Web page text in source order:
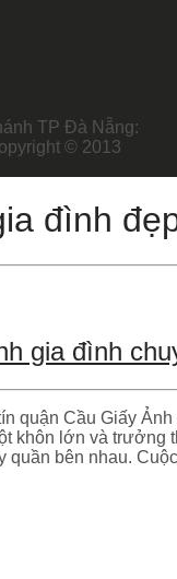
TP Đà Nẵng:
© 2013
đình
gia đình
quận Cầu Giấy
khôn lớn và
quần bên nhau.